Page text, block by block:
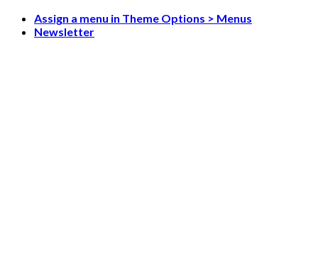
Skip
Assign a menu in Theme Options > Menus
Newsletter